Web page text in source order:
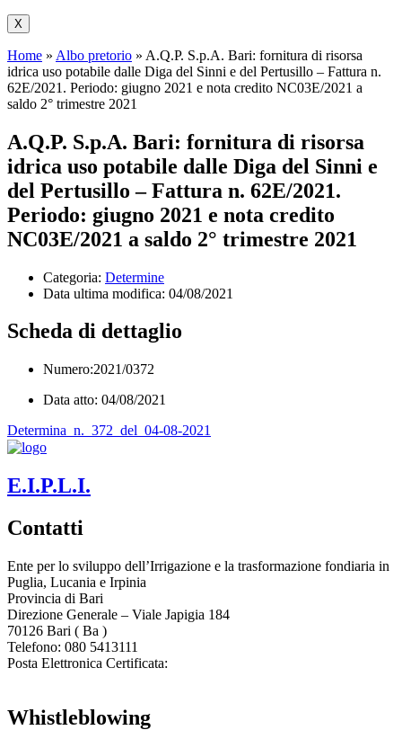
X
Home » Albo pretorio » A.Q.P. S.p.A. Bari: fornitura di risorsa
idrica uso potabile dalle Diga del Sinni e del Pertusillo – Fattura n.
62E/2021. Periodo: giugno 2021 e nota credito NC03E/2021 a
saldo 2° trimestre 2021
A.Q.P. S.p.A. Bari: fornitura di risorsa
idrica uso potabile dalle Diga del Sinni e
del Pertusillo – Fattura n. 62E/2021.
Periodo: giugno 2021 e nota credito
NC03E/2021 a saldo 2° trimestre 2021
Categoria: Determine
Data ultima modifica: 04/08/2021
Scheda di dettaglio
Numero:2021/0372
Data atto: 04/08/2021
Determina_n._372_del_04-08-2021
E.I.P.L.I.
Contatti
Ente per lo sviluppo dell’Irrigazione e la trasformazione fondiaria in
Puglia, Lucania e Irpinia
Provincia di Bari
Direzione Generale – Viale Japigia 184
70126 Bari ( Ba )
Telefono: 080 5413111
Posta Elettronica Certificata:
Whistleblowing